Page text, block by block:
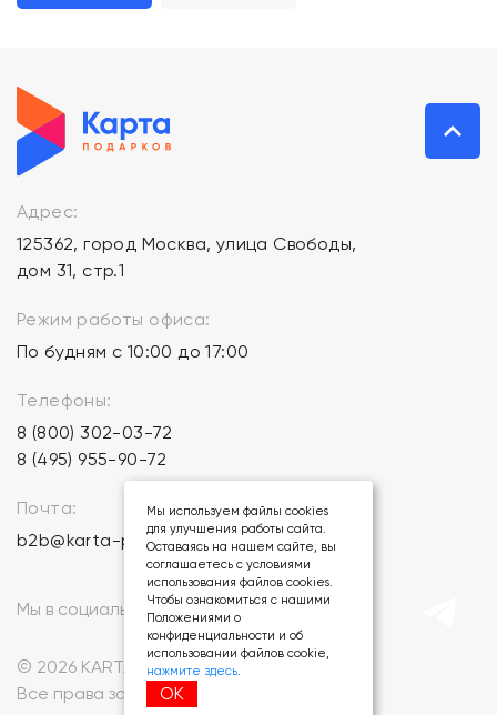
Адрес:
125362, город Москва, улица Свободы,
дом 31, стр.1
Режим работы офиса:
По будням с 10:00 до 17:00
Телефоны:
8 (800) 302-03-72
8 (495) 955-90-72
Почта:
b2b@karta-podarkov.ru
© 2026 KARTA-PODARKOV.RU.
Все права защищены.
Мы в социальных сетях:
Мы используем файлы cookies
для улучшения работы сайта.
Оставаясь на нашем сайте, вы
соглашаетесь с условиями
использования файлов cookies.
Чтобы ознакомиться с нашими
Положениями о
конфиденциальности и об
использовании файлов cookie,
нажмите здесь.
ОК